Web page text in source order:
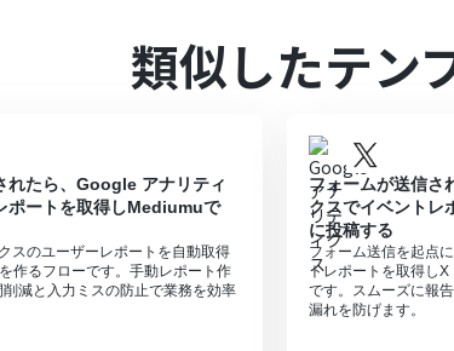
旧Office365）には、家庭向けプランと一般法人向けプ
のデータベースを操作するオペレーションの設定に関して
類似したテン
れたら、Google アナリティ
ポートを取得しMediumuで
スのユーザーレポートを自動取得
作るフローです。手動レポート作
減と入力ミスの防止で業務を効率
フォームが送信さ
クスでイベントレ
に投稿する
フォーム送信を起点
トレポートを取得し
です。スムーズに報
漏れを防げます。